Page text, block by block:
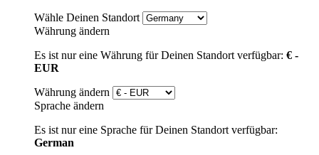
Wähle Deinen Standort
Währung ändern
Es ist nur eine Währung für Deinen Standort verfügbar: € -
EUR
Währung ändern
Sprache ändern
Es ist nur eine Sprache für Deinen Standort verfügbar:
German